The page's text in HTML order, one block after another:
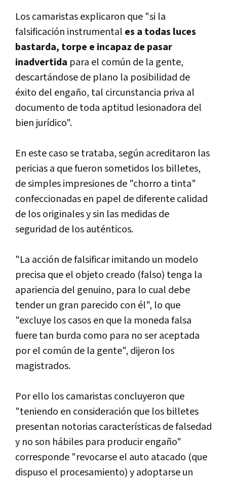
Los camaristas explicaron que "si la
falsificación instrumental es a todas luces
bastarda, torpe e incapaz de pasar
inadvertida para el común de la gente,
descartándose de plano la posibilidad de
éxito del engaño, tal circunstancia priva al
documento de toda aptitud lesionadora del
bien jurí­dico".
En este caso se trataba, según acreditaron las
pericias a que fueron sometidos los billetes,
de simples impresiones de "chorro a tinta"
confeccionadas en papel de diferente calidad
de los originales y sin las medidas de
seguridad de los auténticos.
"La acción de falsificar imitando un modelo
precisa que el objeto creado (falso) tenga la
apariencia del genuino, para lo cual debe
tender un gran parecido con él", lo que
"excluye los casos en que la moneda falsa
fuere tan burda como para no ser aceptada
por el común de la gente", dijeron los
magistrados.
Por ello los camaristas concluyeron que
"teniendo en consideración que los billetes
presentan notorias caracterí­sticas de falsedad
y no son hábiles para producir engaño"
corresponde "revocarse el auto atacado (que
dispuso el procesamiento) y adoptarse un